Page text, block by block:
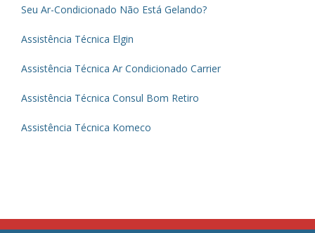
Seu Ar-Condicionado Não Está Gelando?
Assistência Técnica Elgin
Assistência Técnica Ar Condicionado Carrier
Assistência Técnica Consul Bom Retiro
Assistência Técnica Komeco